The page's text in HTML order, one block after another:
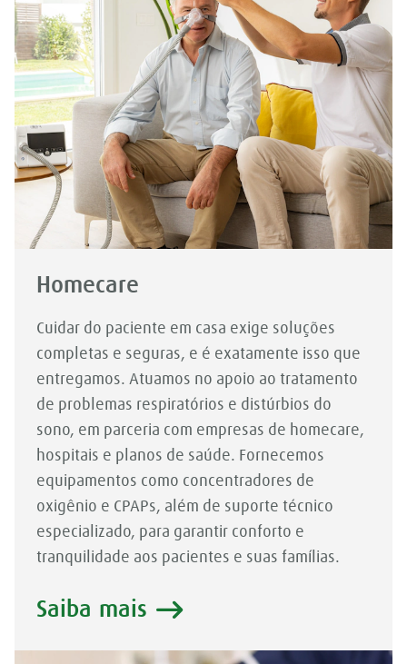
Homecare
Cuidar do paciente em casa exige soluções
completas e seguras, e é exatamente isso que
entregamos. Atuamos no apoio ao tratamento
de problemas respiratórios e distúrbios do
sono, em parceria com empresas de homecare,
hospitais e planos de saúde. Fornecemos
equipamentos como concentradores de
oxigênio e CPAPs, além de suporte técnico
especializado, para garantir conforto e
tranquilidade aos pacientes e suas famílias.
Saiba mais